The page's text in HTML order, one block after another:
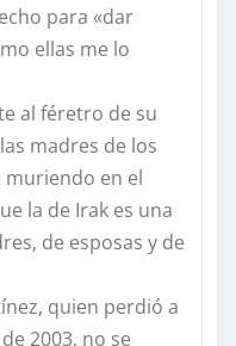
para «dar
ellas me lo
al féretro de su
madres de los
en el
la de Irak es una
de esposas y de
quien perdió a
2003, no se